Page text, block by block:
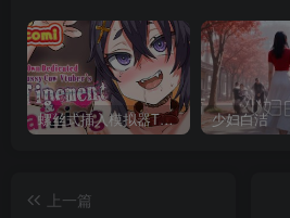
螺丝式插入模拟器TMA02 少妇白洁
上一篇